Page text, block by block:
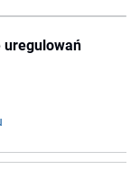
uregulowań